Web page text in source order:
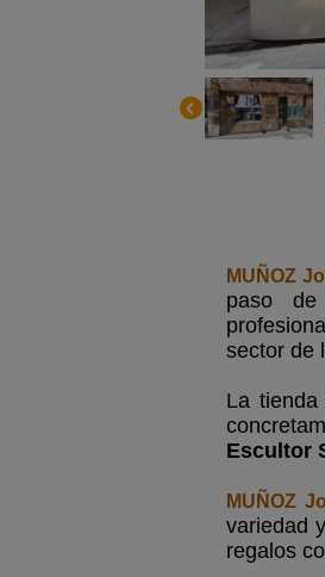
MUÑOZ
paso
sector de
La
Escultor
MUÑOZ
variedad
regalos